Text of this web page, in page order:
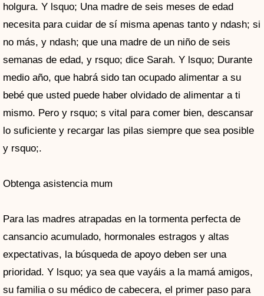
holgura. Y lsquo; Una madre de seis meses de edad
necesita para cuidar de sí misma apenas tanto y ndash; si
no más, y ndash; que una madre de un niño de seis
semanas de edad, y rsquo; dice Sarah. Y lsquo; Durante
medio año, que habrá sido tan ocupado alimentar a su
bebé que usted puede haber olvidado de alimentar a ti
mismo. Pero y rsquo; s vital para comer bien, descansar
lo suficiente y recargar las pilas siempre que sea posible
y rsquo;.
Obtenga asistencia mum
Para las madres atrapadas en la tormenta perfecta de
cansancio acumulado, hormonales estragos y altas
expectativas, la búsqueda de apoyo deben ser una
prioridad. Y lsquo; ya sea que vayáis a la mamá amigos,
su familia o su médico de cabecera, el primer paso para